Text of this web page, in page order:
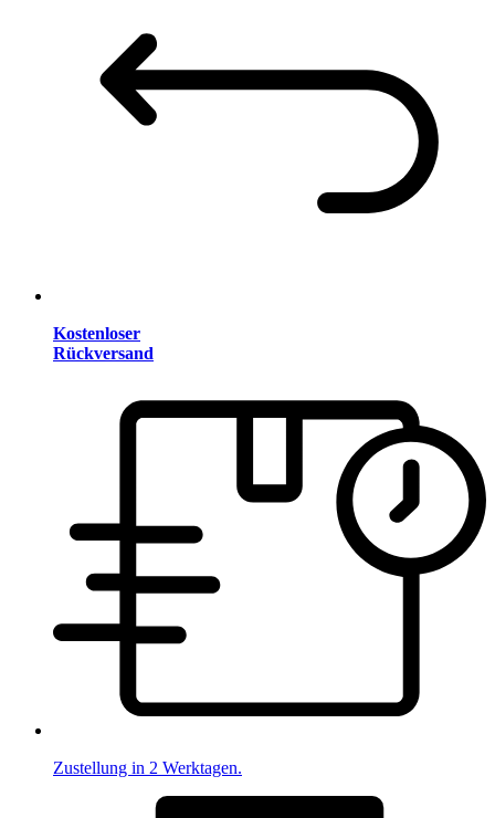
Kostenloser
Rückversand
Zustellung in 2 Werktagen.